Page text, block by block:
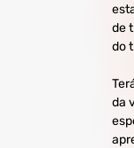
de
do
da